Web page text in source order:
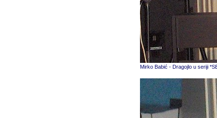
Mirko Babić - Dragojlo u seriji